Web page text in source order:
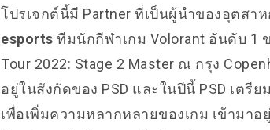
โปรเจกต์นี้มี Partner ที่เป็นผู้นำของอุตสา
esports ทีมนักกีฬาเกม Volorant อันดับ 1 ข
Tour 2022: Stage 2 Master ณ กรุง
อยู่ในสังกัดของ PSD และในปีนี้ PSD เตรี
เพื่อเพิ่มความหลากหลายของเกม เข้ามา